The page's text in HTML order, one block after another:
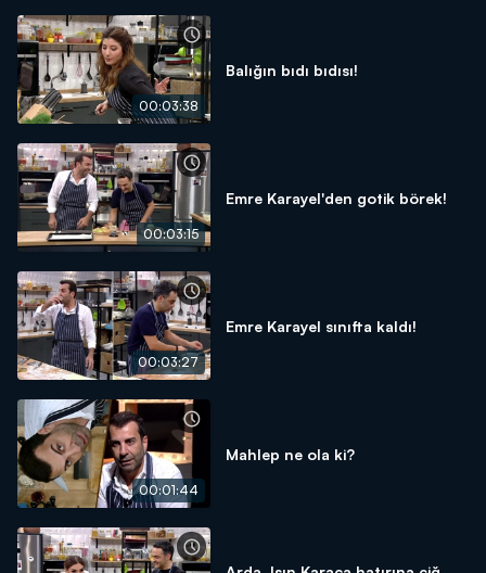
00:03:38
Balığın bıdı bıdısı!
00:03:15
Emre Karayel'den gotik börek!
00:03:27
Emre Karayel sınıfta kaldı!
00:01:44
Mahlep ne ola ki?